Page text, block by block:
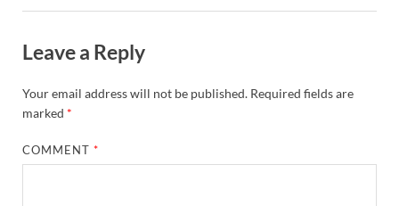
Leave a Reply
Your email address will not be published. Required fields are
marked *
COMMENT*